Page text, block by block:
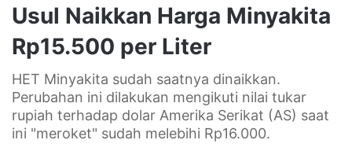
Usul Naikkan Harga Minyakita
Rp15.500 per Liter
HET Minyakita sudah saatnya dinaikkan.
Perubahan ini dilakukan mengikuti nilai tukar
rupiah terhadap dolar Amerika Serikat (AS) saat
ini "meroket" sudah melebihi Rp16.000.